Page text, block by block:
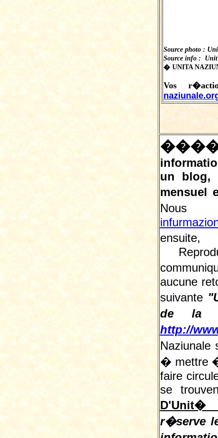
Source photo :
Source info :
� UNITA
Vos
un blog,
mensuel
Nous
ensuite,
aucune
suivante
de la
http://
� mettre
faire
se
D'Unit�
r�serve